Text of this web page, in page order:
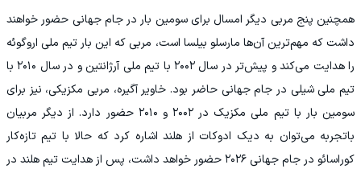
همچنین پنج مربی دیگر امسال برای سومین بار در جام جهانی حضور خواهند
داشت که مهم‌ترین آن‌ها مارسلو بیلسا است، مربی که این بار تیم ملی اروگوئه
را هدایت می‌کند و پیش‌تر در سال ۲۰۰۲ با تیم ملی آرژانتین و در سال ۲۰۱۰ با
تیم ملی شیلی در جام جهانی حاضر بود. خاویر آگیره، مربی مکزیکی، نیز برای
سومین بار با تیم ملی مکزیک در ۲۰۰۲ و ۲۰۱۰ حضور دارد. از دیگر مربیان
باتجربه می‌توان به دیک ادوکات از هلند اشاره کرد که حالا با تیم تازه‌کار
کوراسائو در جام جهانی ۲۰۲۶ حضور خواهد داشت، پس از هدایت تیم هلند در